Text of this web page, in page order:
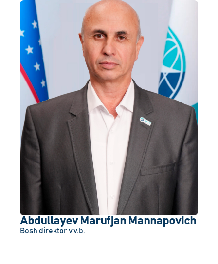
Abdullayev Marufjan Mannapovich
Bosh direktor v.v.b.